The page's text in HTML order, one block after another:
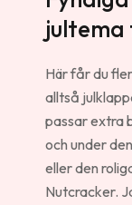
Här får du
alltså
passar extra
och under
eller den
Nutcracker.